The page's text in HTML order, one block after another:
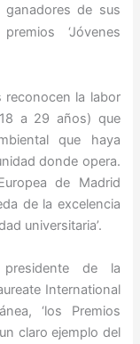
ganadores de sus
premios ‘Jóvenes
reconocen la labor
a 29 años) que
que haya
donde opera.
de Madrid
de la excelencia
universitaria’.
de la
International
‘los Premios
claro ejemplo del